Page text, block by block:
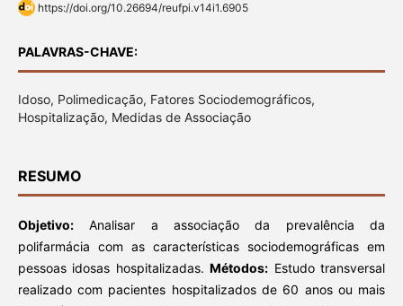
https://doi.org/10.26694/reufpi.v14i1.6905
PALAVRAS-CHAVE:
Idoso, Polimedicação, Fatores Sociodemográficos,
Hospitalização, Medidas de Associação
RESUMO
Objetivo:Analisar a associação da prevalência da
polifarmácia com as características sociodemográficas em
pessoas idosas hospitalizadas.Métodos: Estudo transversal
realizado com pacientes hospitalizados de 60 anos ou mais